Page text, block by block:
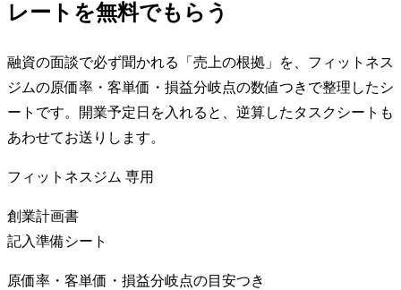
レートを無料でもらう
融資の面談で必ず聞かれる「売上の根拠」を、フィットネス
ジムの原価率・客単価・損益分岐点の数値つきで整理したシ
ートです。開業予定日を入れると、逆算したタスクシートも
あわせてお送りします。
フィットネスジム 専用
創業計画書
記入準備シート
原価率・客単価・損益分岐点の目安つき